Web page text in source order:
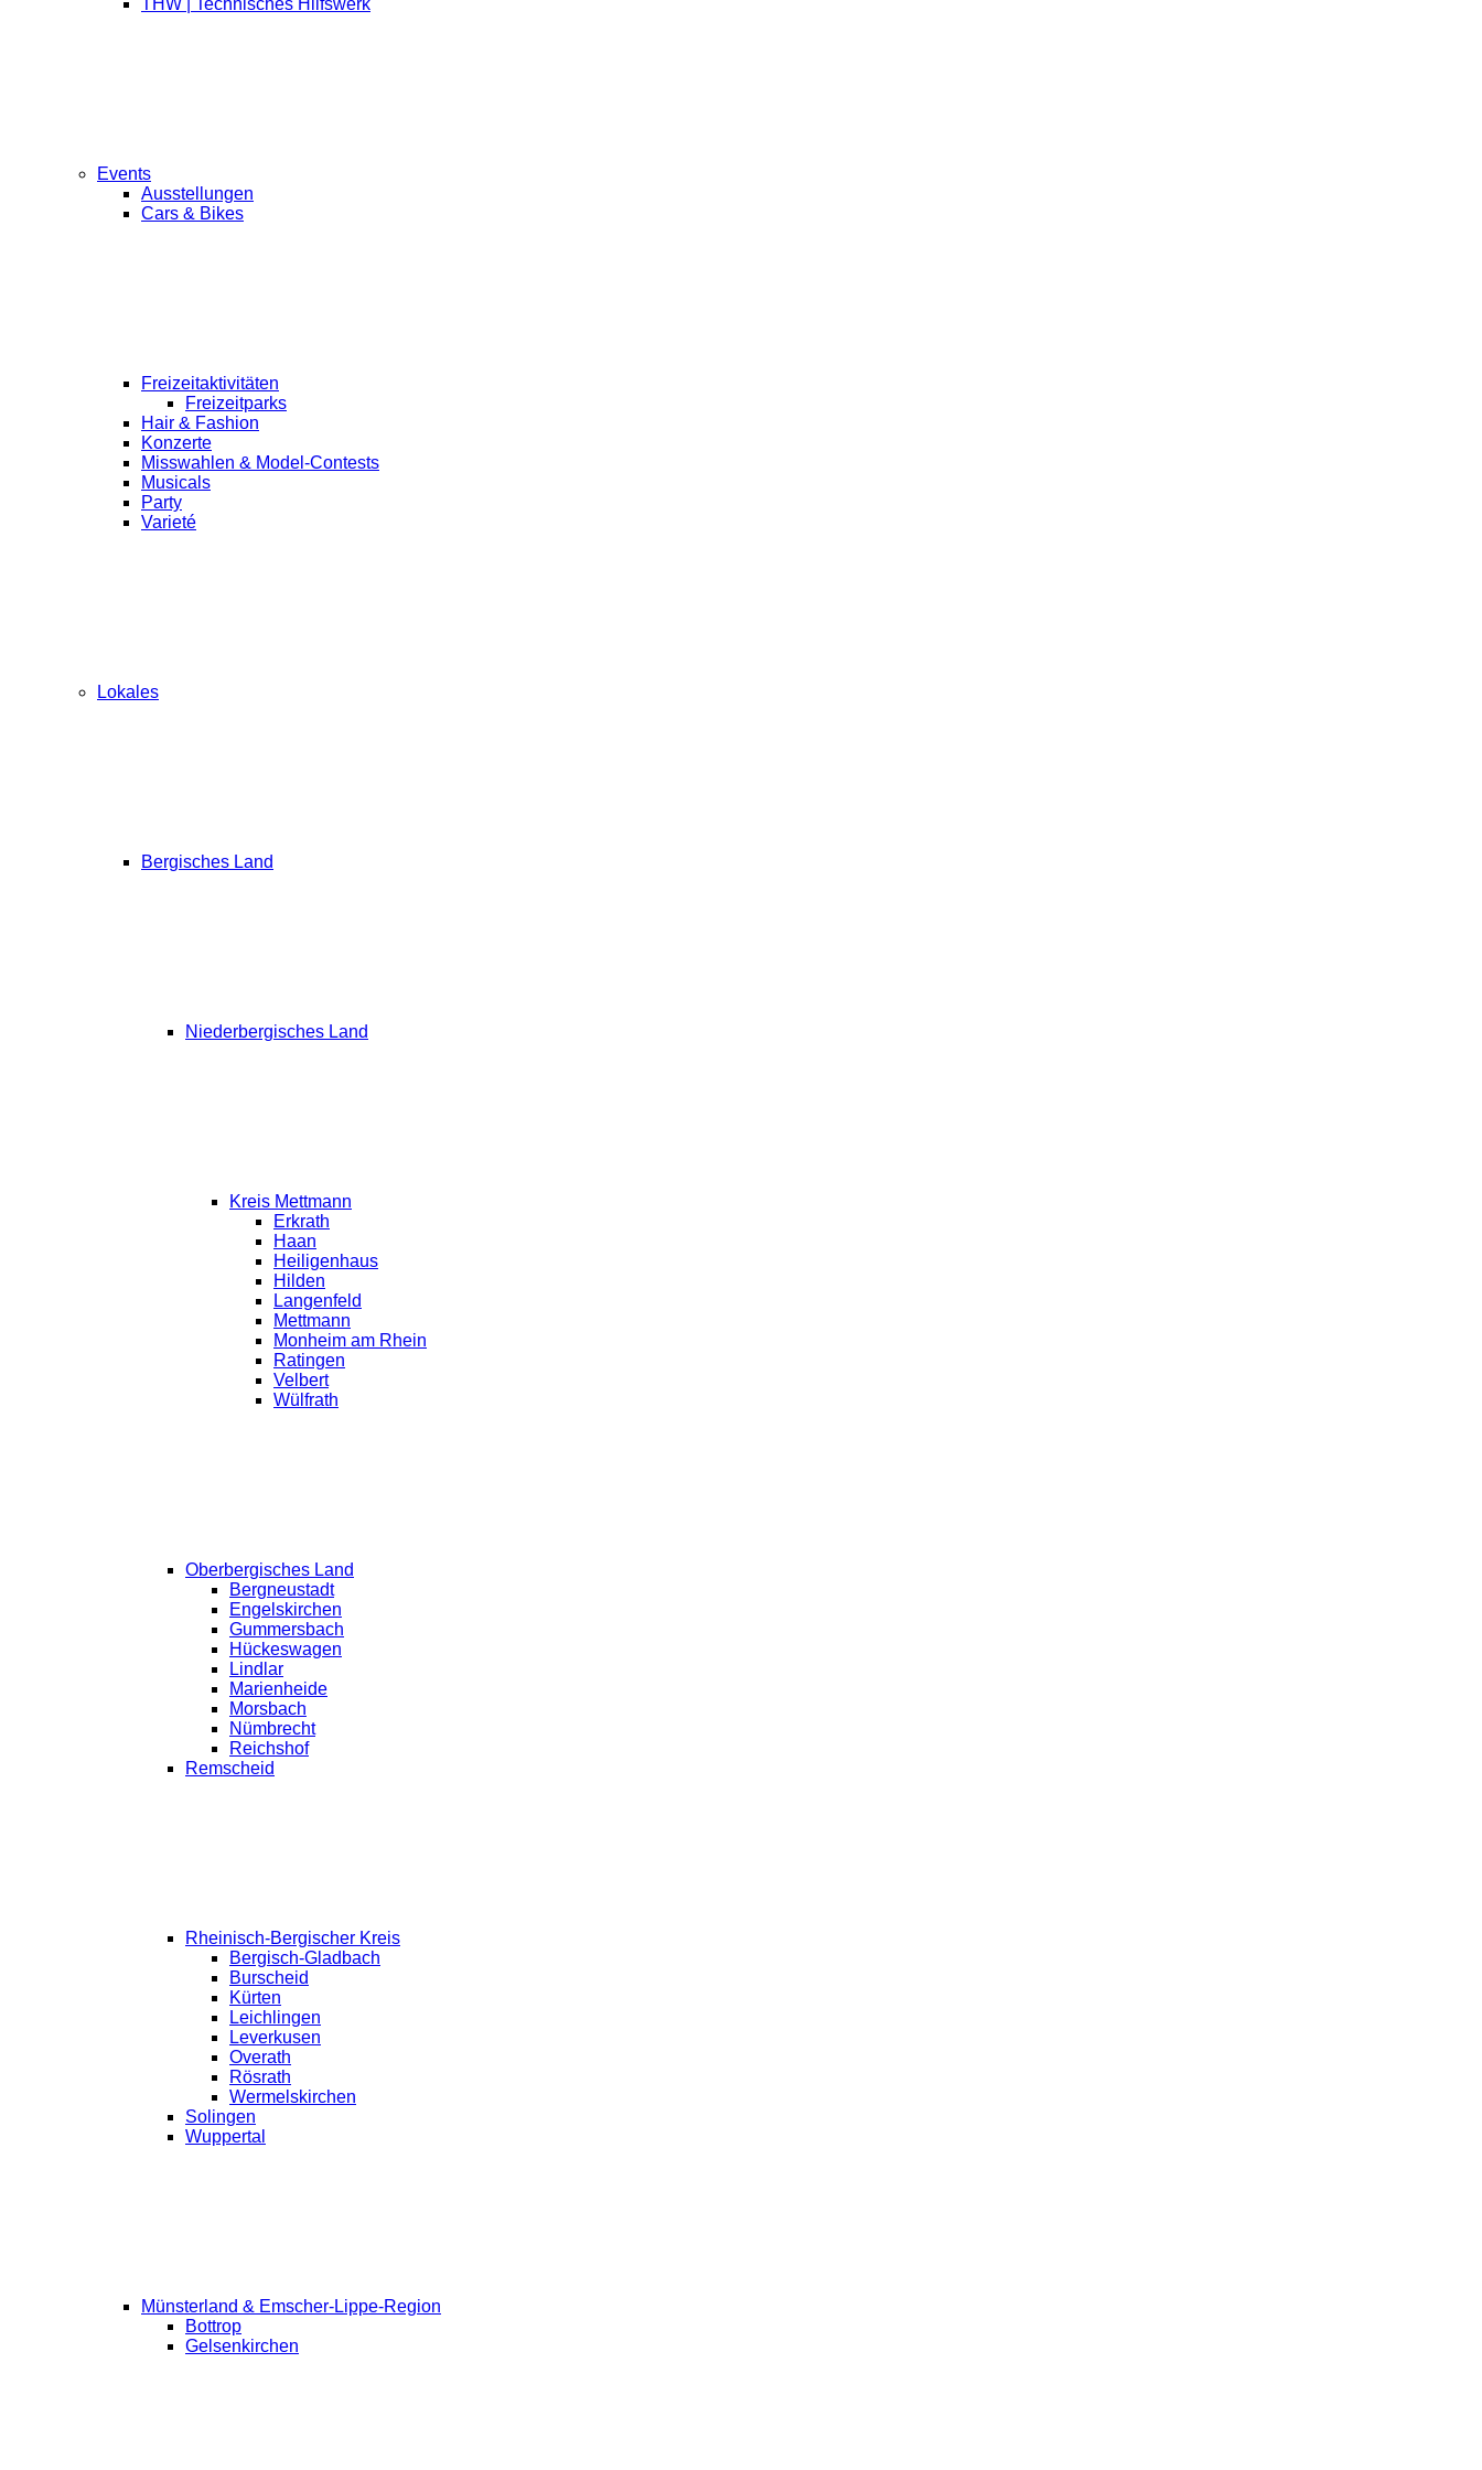
THW | Technisches Hilfswerk
Events
Ausstellungen
Cars & Bikes
Freizeitaktivitäten
Freizeitparks
Hair & Fashion
Konzerte
Misswahlen & Model-Contests
Musicals
Party
Varieté
Lokales
Bergisches Land
Niederbergisches Land
Kreis Mettmann
Erkrath
Haan
Heiligenhaus
Hilden
Langenfeld
Mettmann
Monheim am Rhein
Ratingen
Velbert
Wülfrath
Oberbergisches Land
Bergneustadt
Engelskirchen
Gummersbach
Hückeswagen
Lindlar
Marienheide
Morsbach
Nümbrecht
Reichshof
Remscheid
Rheinisch-Bergischer Kreis
Bergisch-Gladbach
Burscheid
Kürten
Leichlingen
Leverkusen
Overath
Rösrath
Wermelskirchen
Solingen
Wuppertal
Münsterland & Emscher-Lippe-Region
Bottrop
Gelsenkirchen